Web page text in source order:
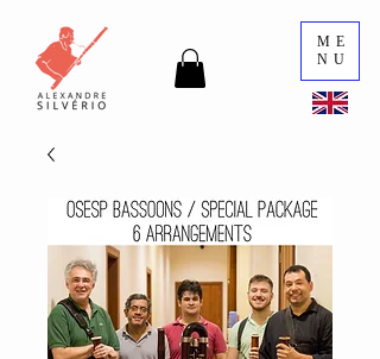
ME
NU